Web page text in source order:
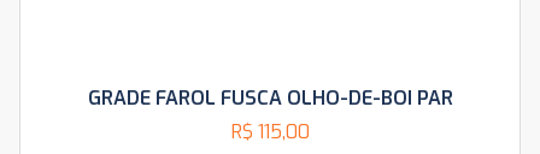
GRADE FAROL FUSCA OLHO-DE-BOI PAR
R$ 115,00